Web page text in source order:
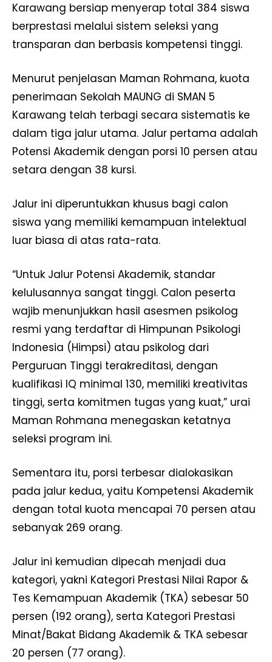
Karawang bersiap menyerap total 384 siswa
berprestasi melalui sistem seleksi yang
transparan dan berbasis kompetensi tinggi.
Menurut penjelasan Maman Rohmana, kuota
penerimaan Sekolah MAUNG di SMAN 5
Karawang telah terbagi secara sistematis ke
dalam tiga jalur utama. Jalur pertama adalah
Potensi Akademik dengan porsi 10 persen atau
setara dengan 38 kursi.
Jalur ini diperuntukkan khusus bagi calon
siswa yang memiliki kemampuan intelektual
luar biasa di atas rata-rata.
“Untuk Jalur Potensi Akademik, standar
kelulusannya sangat tinggi. Calon peserta
wajib menunjukkan hasil asesmen psikolog
resmi yang terdaftar di Himpunan Psikologi
Indonesia (Himpsi) atau psikolog dari
Perguruan Tinggi terakreditasi, dengan
kualifikasi IQ minimal 130, memiliki kreativitas
tinggi, serta komitmen tugas yang kuat,” urai
Maman Rohmana menegaskan ketatnya
seleksi program ini.
Sementara itu, porsi terbesar dialokasikan
pada jalur kedua, yaitu Kompetensi Akademik
dengan total kuota mencapai 70 persen atau
sebanyak 269 orang.
Jalur ini kemudian dipecah menjadi dua
kategori, yakni Kategori Prestasi Nilai Rapor &
Tes Kemampuan Akademik (TKA) sebesar 50
persen (192 orang), serta Kategori Prestasi
Minat/Bakat Bidang Akademik & TKA sebesar
20 persen (77 orang).